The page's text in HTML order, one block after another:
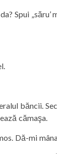
Spui „săru’
băncii.
cămaşa.
Dă-mi